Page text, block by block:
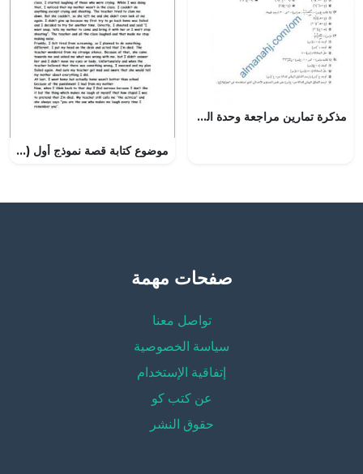
مذكرة تمارين مراجعة وحدة الدوال مع الحل (رياضيات) العاشر
موضوع كتابة قصة نموذج أول (إنج 301) (لغة انجليزية) الثالث الثانوي
صفحات مهمة
تواصل معنا
سياسة الخصوصية
إتفاقية الإستخدام
عن كتب كو
حقوق النشر